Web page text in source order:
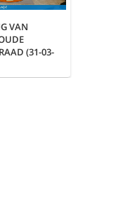
VAN
(31-03-